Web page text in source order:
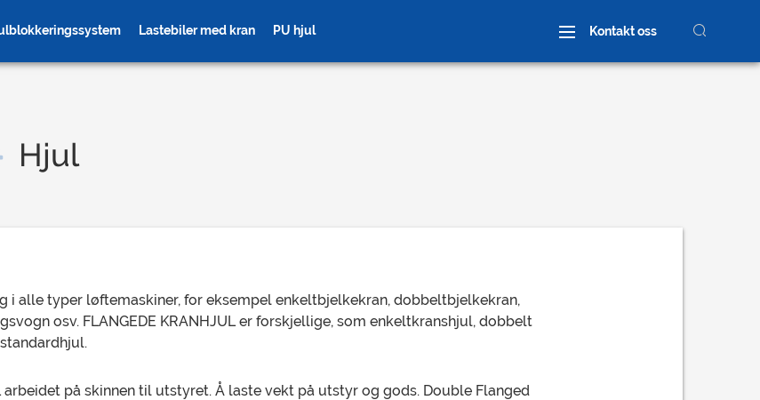
Lastebiler med kran PU hjul Kontakt oss
Hjul
i alle typer løftemaskiner, for eksempel enkeltbjelkekran, dobbeltbjelkekran,
osv. FLANGEDE KRANHJUL er forskjellige, som enkeltkranshjul, dobbelt
arbeidet på skinnen til utstyret. Å laste vekt på utstyr og gods. Double Flanged